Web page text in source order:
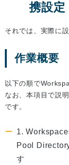
携設定
それでは、実際に
作業概要
以下の順で
なお、本項目で説
です。
1.
Pool
す